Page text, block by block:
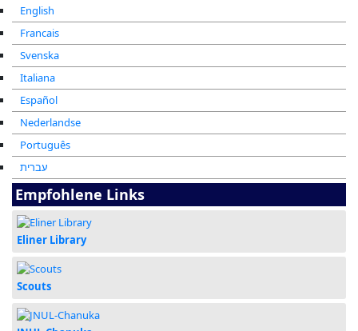
English
Francais
Svenska
Italiana
Español
Nederlandse
Português
עברית
Empfohlene Links
Eliner Library
Scouts